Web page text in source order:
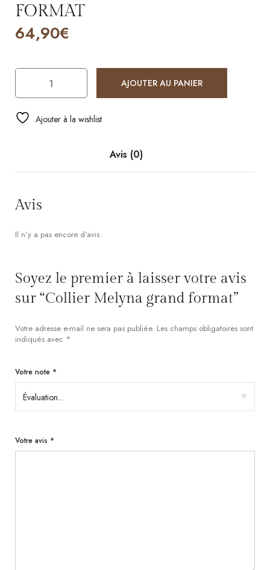
FORMAT
64,90€
AJOUTER AU PANIER
Ajouter à la wishlist
Avis (0)
Avis
Il n’y a pas encore d’avis.
Soyez le premier à laisser votre avis
sur “Collier Melyna grand format”
Votre adresse e-mail ne sera pas publiée. Les champs obligatoires sont
indiqués avec *
Votre note *
Votre avis *